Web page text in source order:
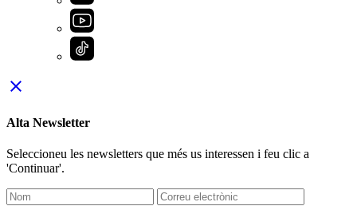
close
Alta Newsletter
Seleccioneu les newsletters que més us interessen i feu clic a
'Continuar'.